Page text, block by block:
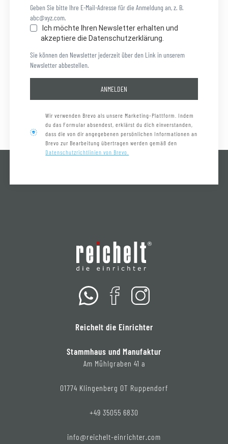
Geben Sie bitte Ihre E-Mail-Adresse für die Anmeldung an, z. B.
abc@xyz.com.
Ich möchte Ihren Newsletter erhalten und
akzeptiere die Datenschutzerklärung.
Sie können den Newsletter jederzeit über den Link in unserem
Newsletter abbestellen.
ANMELDEN
Wir verwenden Brevo als unsere Marketing-Plattform. Indem
du das Formular absendest, erklärst du dich einverstanden,
dass die von dir angegebenen persönlichen Informationen an
Brevo zur Bearbeitung übertragen werden gemäß den
Datenschutzrichtlinien von Brevo.
Reichelt die Einrichter
Stammhaus und Manufaktur
Am Mühlgraben 41 a
01774 Klingenberg OT Ruppendorf
+49 35055 6830
info@reichelt-einrichter.com